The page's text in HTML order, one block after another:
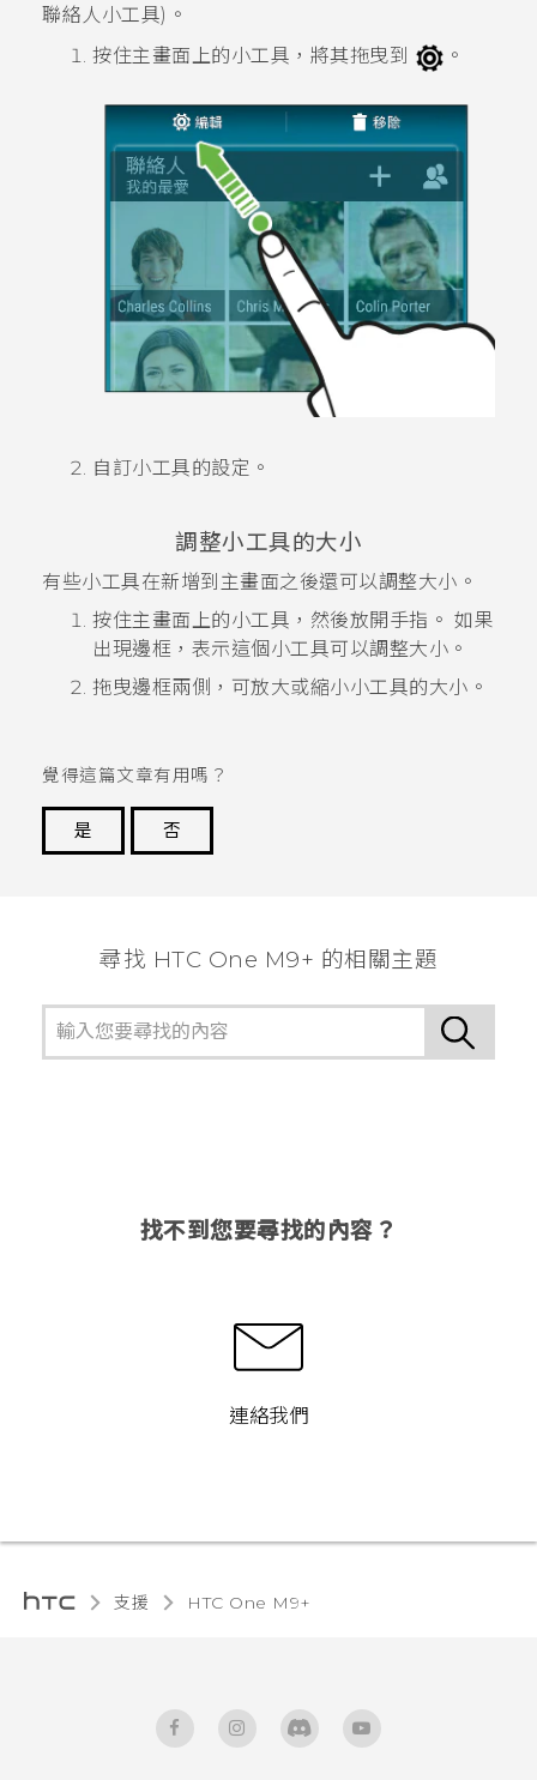
聯絡人 小工具)。
按住主畫面上的小工具，將其拖曳到
。
自訂小工具的設定。
調整小工具的大小
有些小工具在新增到主畫面之後還可以調整大小。
按住主畫面上的小工具，然後放開手指。 如果
出現邊框，表示這個小工具可以調整大小。
拖曳邊框兩側，可放大或縮小小工具的大小。
覺得這篇文章有用嗎？
是
否
尋找 HTC One M9+ 的相關主題
找不到您要尋找的內容？
連絡我們
支援 HTC One M9+‎